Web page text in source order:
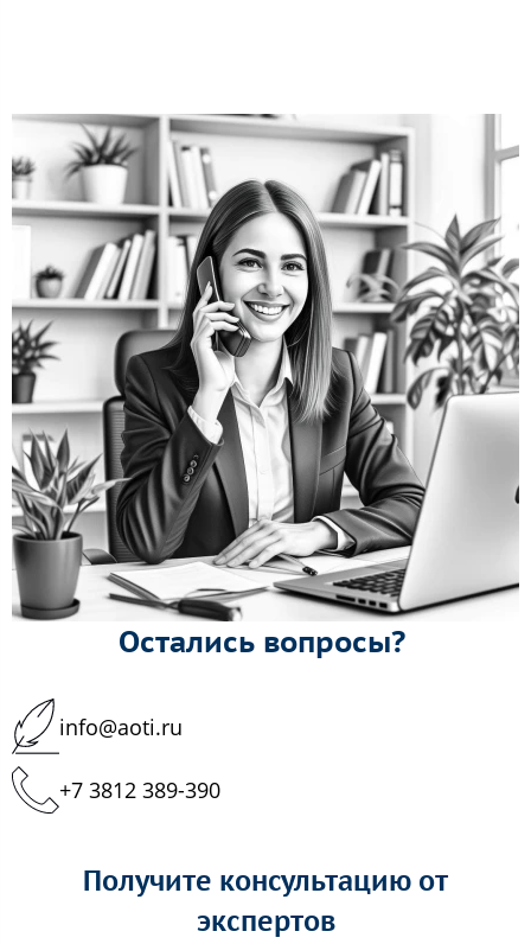
Остались вопросы?
info@aoti.ru
+7 3812 389-390
Получите консультацию от
экспертов